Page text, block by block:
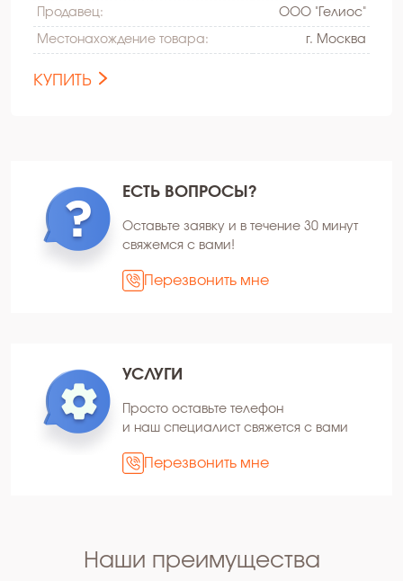
Продавец: ООО "Гелиос"
Местонахождение товара: г. Москва
КУПИТЬ
ЕСТЬ ВОПРОСЫ?
Оставьте заявку и в течение 30 минут
свяжемся с вами!
Перезвонить мне
УСЛУГИ
Просто оставьте телефон
и наш специалист свяжется с вами
Перезвонить мне
Наши преимущества